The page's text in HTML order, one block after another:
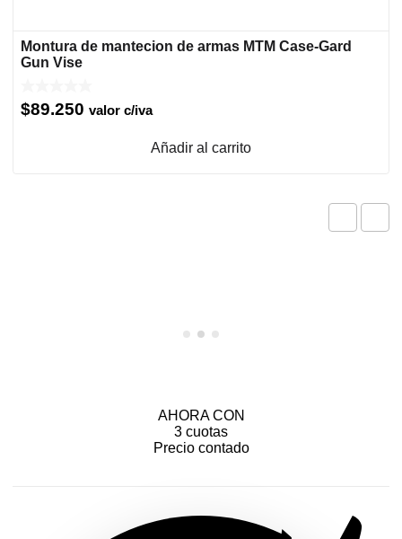
AHORA CON
3 cuotas
Precio contado
Montura de mantecion de armas MTM Case-Gard
Gun Vise
$89.250 valor c/iva
Añadir al carrito